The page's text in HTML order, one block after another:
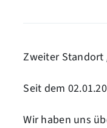
Zweiter
Seit dem
Wir haben uns